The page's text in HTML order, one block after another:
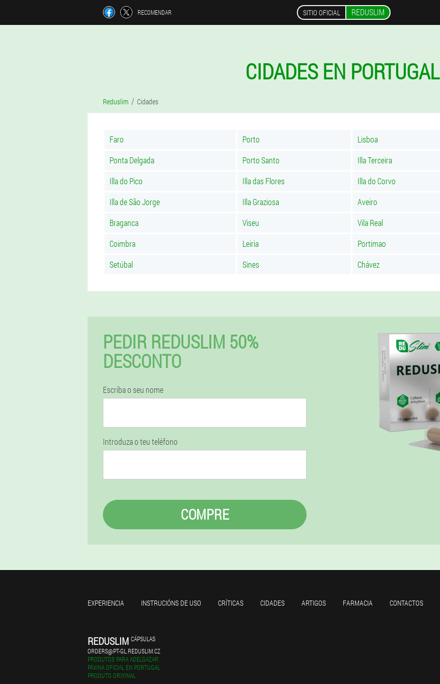
RECOMENDAR SITIO OFICIAL REDUSLIM
CIDADES EN PORTUGAL
Reduslim Cidades
Faro Porto Lisboa
Ponta Delgada
Porto Santo Illa Terceira
Illa do Pico
Illa das Flores Illa do Corvo
Illa de São Jorge
Illa Graziosa Aveiro
Braganca
Viseu Vila Real
Coimbra
Leiria Portimao
Setúbal
Sines Chávez
PEDIR REDUSLIM 50%
DESCONTO
Escriba o seu nome
Introduza o teu teléfono
COMPRE
EXPERIENCIA INSTRUCIÓNS DE USO CRÍTICAS CIDADES ARTIGOS FARMACIA CONTACTOS
REDUSLIM CÁPSULAS
ORDERS@PT-GL.REDUSLIM.CZ
PRODUTOS PARA ADELGAZAR
PÁXINA OFICIAL EN PORTUGAL
PRODUTO ORIXINAL